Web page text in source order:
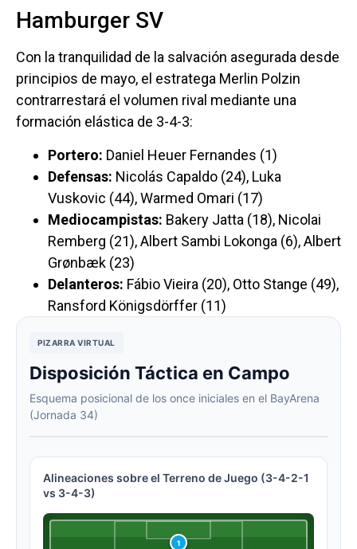
Hamburger SV
Con la tranquilidad de la salvación asegurada desde
principios de mayo, el estratega Merlin Polzin
contrarrestará el volumen rival mediante una
formación elástica de 3-4-3:
Portero: Daniel Heuer Fernandes (1)
Defensas: Nicolás Capaldo (24), Luka
Vuskovic (44), Warmed Omari (17)
Mediocampistas: Bakery Jatta (18), Nicolai
Remberg (21), Albert Sambi Lokonga (6), Albert
Grønbæk (23)
Delanteros: Fábio Vieira (20), Otto Stange (49),
Ransford Königsdörffer (11)